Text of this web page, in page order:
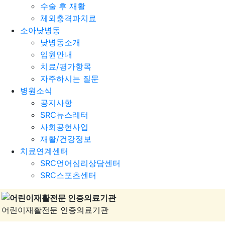
수술 후 재활
체외충격파치료
소아낮병동
낮병동소개
입원안내
치료/평가항목
자주하시는 질문
병원소식
공지사항
SRC뉴스레터
사회공헌사업
재활/건강정보
치료연계센터
SRC언어심리상담센터
SRC스포츠센터
어린이재활전문 인증의료기관